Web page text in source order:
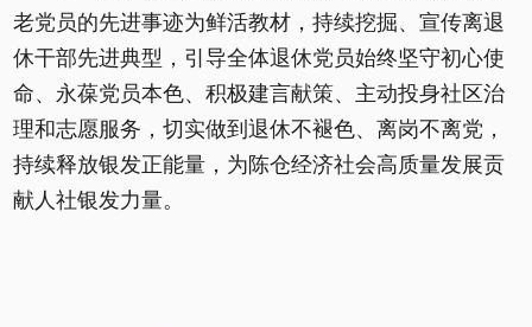
老党员的先进事迹为鲜活教材，持续挖掘、宣传离退
休干部先进典型，引导全体退休党员始终坚守初心使
命、永葆党员本色、积极建言献策、主动投身社区治
理和志愿服务，切实做到退休不褪色、离岗不离党，
持续释放银发正能量，为陈仓经济社会高质量发展贡
献人社银发力量。